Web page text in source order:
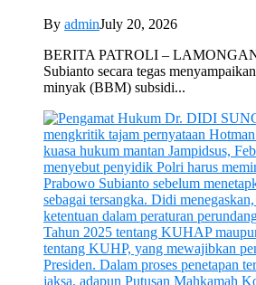
By adminJuly 20, 2026
BERITA PATROLI – LAMONGAN
Subianto secara tegas
minyak (BBM) subsidi...